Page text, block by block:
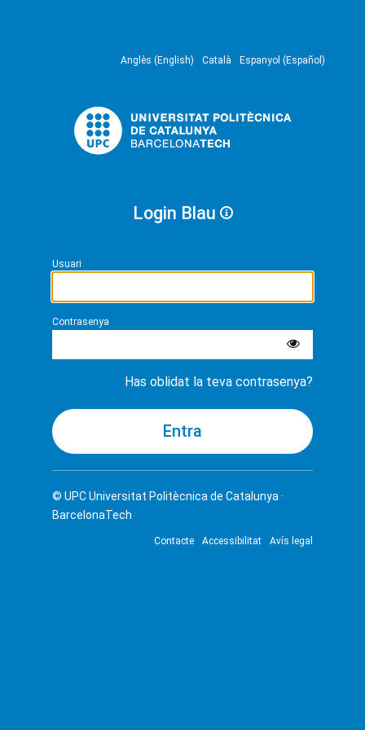
Anglès (English) Català Espanyol (Español)
Login Blau
Usuari
Contrasenya
Has oblidat la teva contrasenya?
© UPCUniversitat Politècnica de Catalunya ·
BarcelonaTech
Contacte Accessibilitat Avís legal